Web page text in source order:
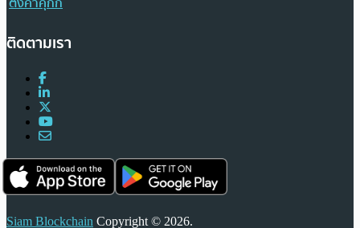
ติดตามเรา
Siam Blockchain Copyright © 2026.